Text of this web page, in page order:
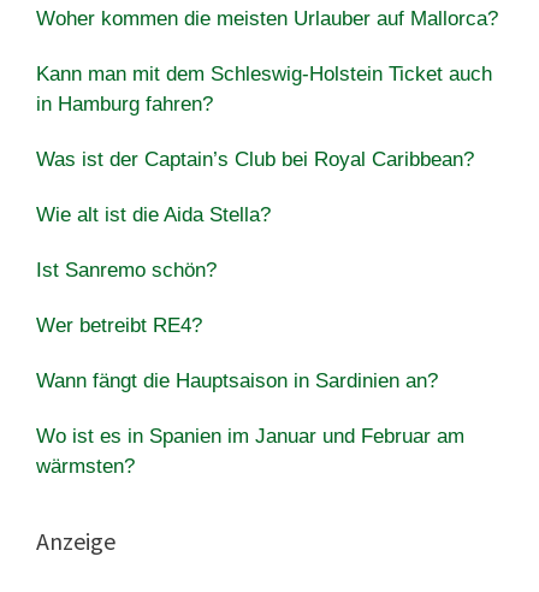
Woher kommen die meisten Urlauber auf Mallorca?
Kann man mit dem Schleswig-Holstein Ticket auch
in Hamburg fahren?
Was ist der Captain’s Club bei Royal Caribbean?
Wie alt ist die Aida Stella?
Ist Sanremo schön?
Wer betreibt RE4?
Wann fängt die Hauptsaison in Sardinien an?
Wo ist es in Spanien im Januar und Februar am
wärmsten?
Anzeige